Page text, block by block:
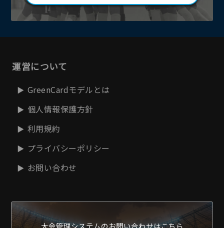
運営について
GreenCardモデルとは
個人情報保護方針
利用規約
プライバシーポリシー
お問い合わせ
大会管理システムのお問い合わせはこちら